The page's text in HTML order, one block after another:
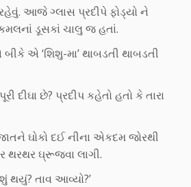
આજે ગ્લાસ પ્રદીપે ફોડ્યો ને
ડૂસકાં ચાલુ જ હતાં.
એ ‘શિશુ-મા’ થાબડતી થાબડતી
દીઘા છે? પ્રદીપ કહેતો હતો કે તારા
જાતને ઘોકો દઈ નીના એકદમ જોરથી
થરથર ઘ્રૂજવા લાગી.
થયું? તાવ આવ્યો?’